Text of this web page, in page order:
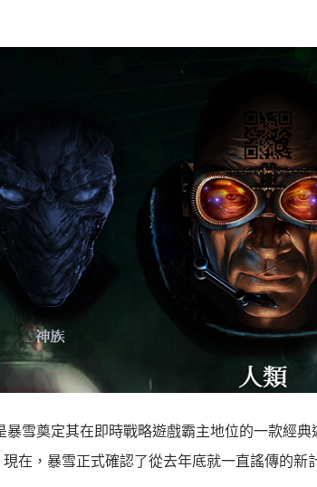
暴雪奠定其在即時戰略遊戲霸主地位的一款經
在，暴雪正式確認了從去年底就一直謠傳的新